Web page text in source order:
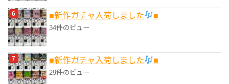
■新作ガチャ入荷しました ■
34件のビュー
■新作ガチャ入荷しました ■
29件のビュー